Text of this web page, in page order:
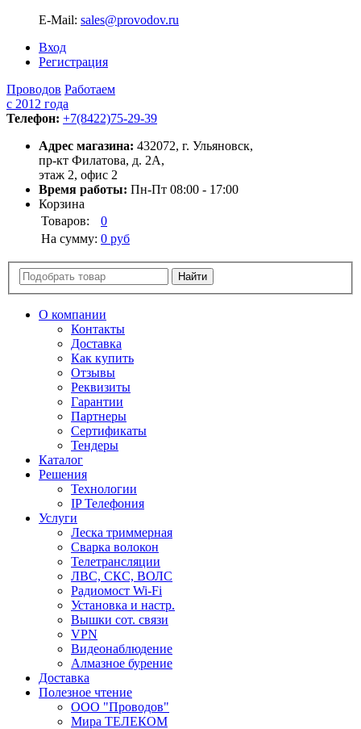
E-Mail: sales@provodov.ru
Вход
Регистрация
Проводов Работаем
с 2012 года
Телефон: +7(8422)75-29-39
Адрес магазина: 432072, г. Ульяновск,
пр-кт Филатова, д. 2А,
этаж 2, офис 2
Время работы: Пн-Пт 08:00 - 17:00
Корзина
Товаров:
0
На сумму: 0 руб
О компании
Контакты
Доставка
Как купить
Отзывы
Реквизиты
Гарантии
Партнеры
Сертификаты
Тендеры
Каталог
Решения
Технологии
IP Телефония
Услуги
Леска триммерная
Сварка волокон
Телетрансляции
ЛВС, СКС, ВОЛС
Радиомост Wi-Fi
Установка и настр.
Вышки сот. связи
VPN
Видеонаблюдение
Алмазное бурение
Доставка
Полезное чтение
ООО "Проводов"
Мира ТЕЛЕКОМ